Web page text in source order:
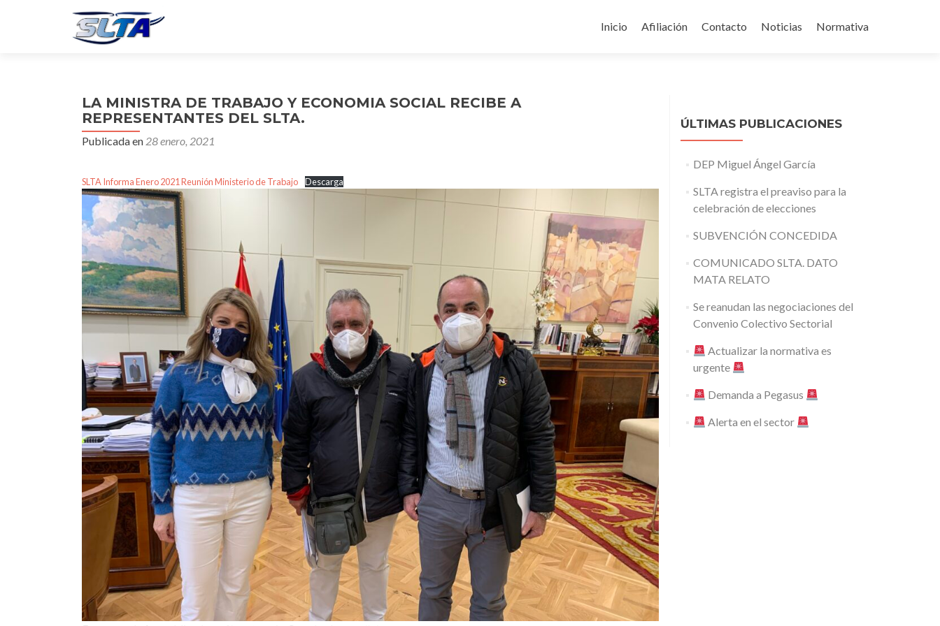
al
Inicio Afiliación Contacto Noticias Normativa
LA MINISTRA DE TRABAJO Y ECONOMIA SOCIAL RECIBE A
REPRESENTANTES DEL SLTA.
Publicada en 28 enero, 2021
SLTA Informa Enero 2021 Reunión Ministerio de Trabajo Descarga
ÚLTIMAS PUBLICACIONES
DEP Miguel Ángel García
SLTA registra el preaviso para la
celebración de elecciones
SUBVENCIÓN CONCEDIDA
COMUNICADO SLTA. DATO
MATA RELATO
Se reanudan las negociaciones del
Convenio Colectivo Sectorial
Actualizar la normativa es
urgente
Demanda a Pegasus
Alerta en el sector